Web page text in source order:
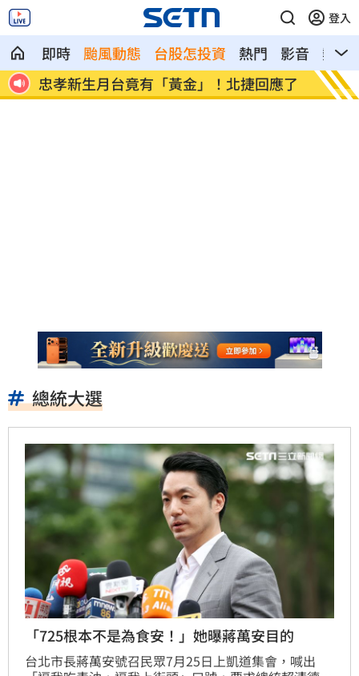
登入
即時 颱風動態 台股怎投資 熱門 影音
熱搜
了
NBA灌籃王現身高檔Buffet！網:吃飯看球
星
蔡阿
臉
總統大選
「725根本不是為食安！」她曝蔣萬安目的
台北市長蔣萬安號召民眾7月25日上凱道集會，喊出